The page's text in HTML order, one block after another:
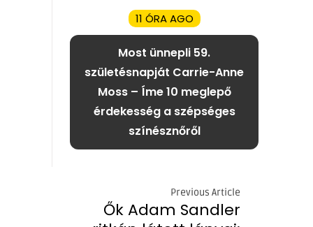
11 ÓRA AGO
Most ünnepli 59.
születésnapját Carrie-Anne
Moss – Íme 10 meglepő
érdekesség a szépséges
színésznőről
Previous Article
Ők Adam Sandler